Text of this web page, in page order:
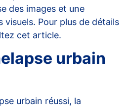
des images et une
Pour plus de détails
cet article.
urbain
urbain réussi, la